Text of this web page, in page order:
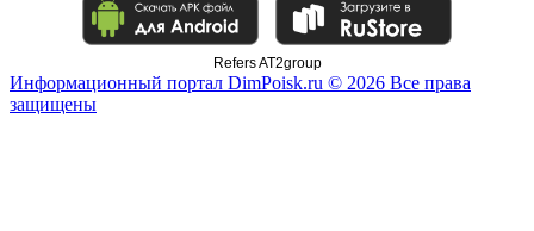
Refers AT2group
Информационный портал DimPoisk.ru © 2026 Все права
защищены